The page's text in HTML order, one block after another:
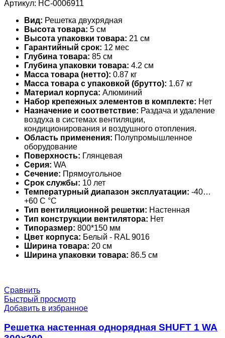
Артикул: НС-0006911
Вид: Решетка двухрядная
Высота товара: 5 см
Высота упаковки товара: 21 см
Гарантийный срок: 12 мес
Глубина товара: 85 см
Глубина упаковки товара: 4.2 см
Масса товара (нетто): 0.87 кг
Масса товара с упаковкой (брутто): 1.67 кг
Материал корпуса: Алюминий
Набор крепежных элементов в комплекте: Нет
Назначение и соответствие: Раздача и удаление
воздуха в системах вентиляции,
кондиционирования и воздушного отопления.
Область применения: Полупромышленное
оборудование
Поверхность: Глянцевая
Серия: WA
Сечение: Прямоугольное
Срок службы: 10 лет
Температурный диапазон эксплуатации: -40…
+60 С °С
Тип вентиляционной решетки: Настенная
Тип конструкции вентилятора: Нет
Типоразмер: 800*150 мм
Цвет корпуса: Белый - RAL 9016
Ширина товара: 20 см
Ширина упаковки товара: 86.5 см
Сравнить
Быстрый просмотр
Добавить в избранное
Решетка настенная однорядная SHUFT 1 WA